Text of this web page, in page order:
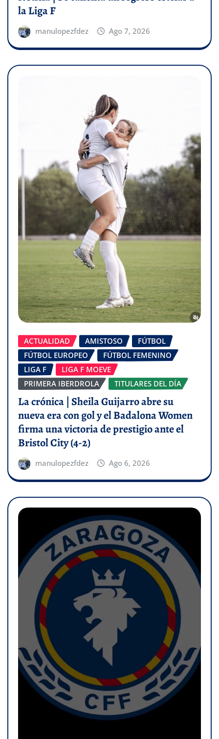
la Liga F
manulopezfdez Ago 7, 2026
ACTUALIDAD AMISTOSO
FÚTBOL
FÚTBOL EUROPEO
FÚTBOL FEMENINO
LIGA F
LIGA F MOEVE
PRIMERA IBERDROLA
TITULARES DEL DÍA
La crónica | Sheila Guijarro abre su
nueva era con gol y el Badalona Women
firma una victoria de prestigio ante el
Bristol City (4-2)
manulopezfdez Ago 6, 2026